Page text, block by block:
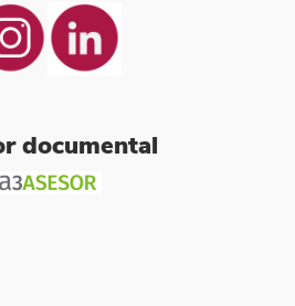
documental